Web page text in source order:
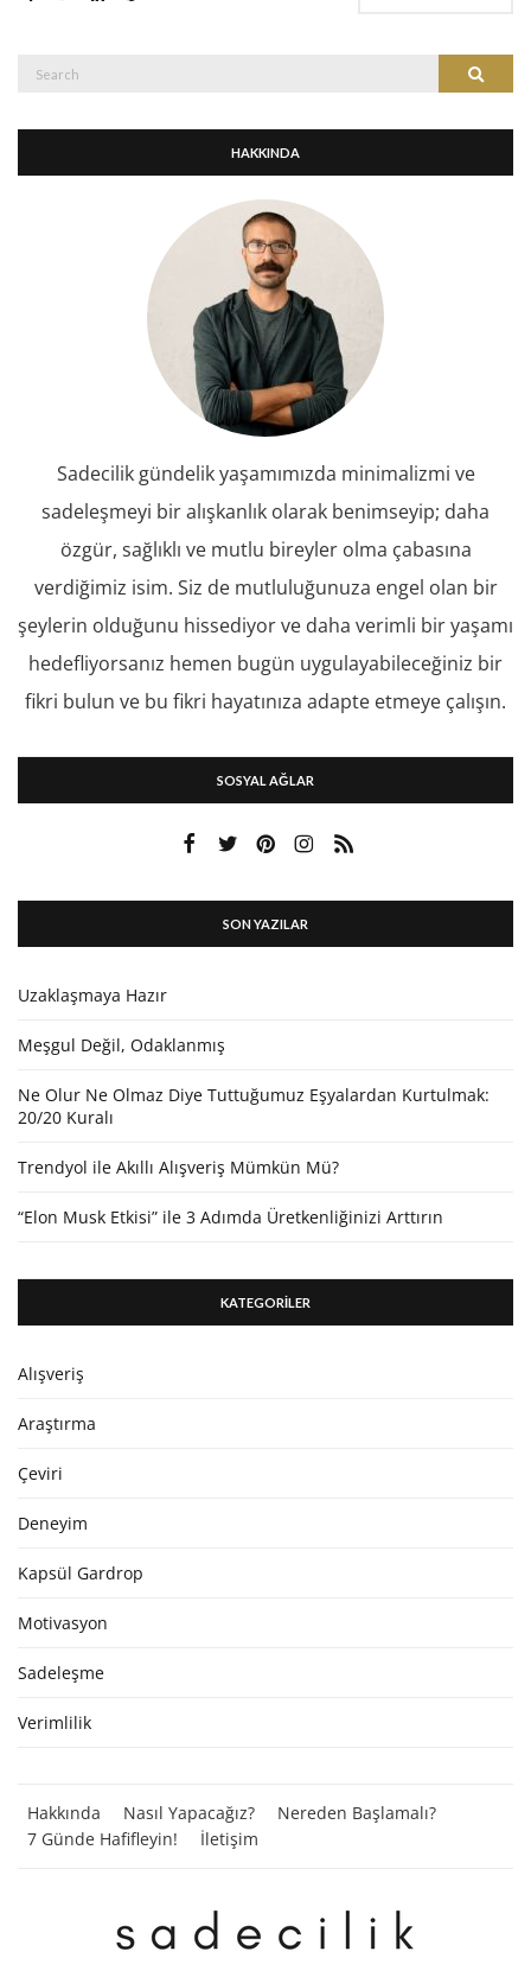
Search
HAKKINDA
Sadecilik gündelik yaşamımızda minimalizmi ve
sadeleşmeyi bir alışkanlık olarak benimseyip; daha
özgür, sağlıklı ve mutlu bireyler olma çabasına
verdiğimiz isim. Siz de mutluluğunuza engel olan bir
şeylerin olduğunu hissediyor ve daha verimli bir yaşamı
hedefliyorsanız hemen bugün uygulayabileceğiniz bir
fikri bulun ve bu fikri hayatınıza adapte etmeye çalışın.
SOSYAL AĞLAR
SON YAZILAR
Uzaklaşmaya Hazır
Meşgul Değil, Odaklanmış
Ne Olur Ne Olmaz Diye Tuttuğumuz Eşyalardan Kurtulmak:
20/20 Kuralı
Trendyol ile Akıllı Alışveriş Mümkün Mü?
“Elon Musk Etkisi” ile 3 Adımda Üretkenliğinizi Arttırın
KATEGORİLER
Alışveriş
Araştırma
Çeviri
Deneyim
Kapsül Gardrop
Motivasyon
Sadeleşme
Verimlilik
Hakkında Nasıl Yapacağız?
Nereden Başlamalı?
7 Günde Hafifleyin!
İletişim